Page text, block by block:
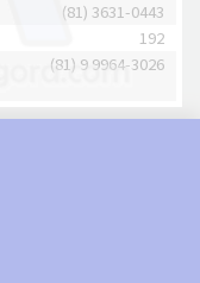
(81) 3631-0443
192
(81) 9 9964-3026